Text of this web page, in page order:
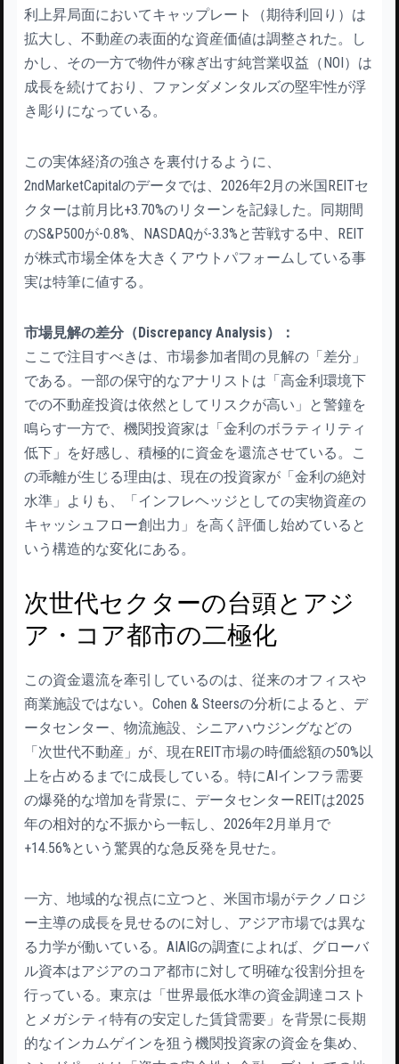
利上昇局面においてキャップレート（期待利回り）は
拡大し、不動産の表面的な資産価値は調整された。し
かし、その一方で物件が稼ぎ出す純営業収益（NOI）は
成長を続けており、ファンダメンタルズの堅牢性が浮
き彫りになっている。
この実体経済の強さを裏付けるように、
2ndMarketCapitalのデータでは、2026年2月の米国REITセ
クターは前月比+3.70%のリターンを記録した。同期間
のS&P500が-0.8%、NASDAQが-3.3%と苦戦する中、REIT
が株式市場全体を大きくアウトパフォームしている事
実は特筆に値する。
市場見解の差分（Discrepancy Analysis）：
ここで注目すべきは、市場参加者間の見解の「差分」
である。一部の保守的なアナリストは「高金利環境下
での不動産投資は依然としてリスクが高い」と警鐘を
鳴らす一方で、機関投資家は「金利のボラティリティ
低下」を好感し、積極的に資金を還流させている。こ
の乖離が生じる理由は、現在の投資家が「金利の絶対
水準」よりも、「インフレヘッジとしての実物資産の
キャッシュフロー創出力」を高く評価し始めていると
いう構造的な変化にある。
次世代セクターの台頭とアジ
ア・コア都市の二極化
この資金還流を牽引しているのは、従来のオフィスや
商業施設ではない。Cohen & Steersの分析によると、デ
ータセンター、物流施設、シニアハウジングなどの
「次世代不動産」が、現在REIT市場の時価総額の50%以
上を占めるまでに成長している。特にAIインフラ需要
の爆発的な増加を背景に、データセンターREITは2025
年の相対的な不振から一転し、2026年2月単月で
+14.56%という驚異的な急反発を見せた。
一方、地域的な視点に立つと、米国市場がテクノロジ
ー主導の成長を見せるのに対し、アジア市場では異な
る力学が働いている。AIAIGの調査によれば、グローバ
ル資本はアジアのコア都市に対して明確な役割分担を
行っている。東京は「世界最低水準の資金調達コスト
とメガシティ特有の安定した賃貸需要」を背景に長期
的なインカムゲインを狙う機関投資家の資金を集め、